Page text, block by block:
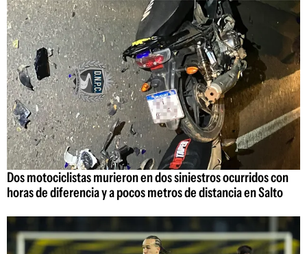
Dos motociclistas murieron en dos siniestros ocurridos con
horas de diferencia y a pocos metros de distancia en Salto